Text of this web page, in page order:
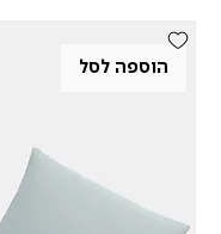
הוספה לסל